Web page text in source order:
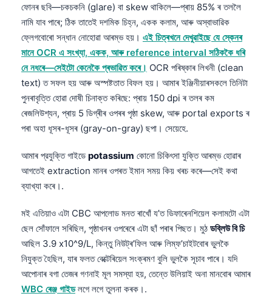
ফোনৰ ছবি—চকচকনি (glare) বা skew থাকিলে—প্ৰায় 85% ৰ তললৈ
নামি যাব পাৰে; ঠিক তাতেই দশমিক চিহ্ন, একক কলাম, আৰু অস্বাভাৱিক
ফ্লেগবোৰো সন্ধান নোহোৱা আৰম্ভ হয়। এই চিত্ৰখনে দেখুৱাইছে যে স্কেনৰ
মানে OCR এ সংখ্যা, একক, আৰু reference interval সঠিককৈ ধৰি
নে নধৰে—সেইটো কেনেকৈ প্ৰভাৱিত কৰে। OCR পৰিষ্কাৰ লিখনী (clean
text) ত সফল হয় আৰু অস্পষ্টতাত বিফল হয়। আমাৰ ইঞ্জিনীয়াৰসকলে তিনিটা
পুনৰাবৃত্তি হোৱা দোষী চিনাক্ত কৰিছে: প্ৰায় 150 dpi ৰ তলৰ কম
ৰেজলিউশ্যন, প্ৰায় 5 ডিগ্ৰীৰ ওপৰৰ পৃষ্ঠা skew, আৰু portal exports ৰ
পৰা অহা ধূসৰ-ধূসৰ (gray-on-gray) ছপা। সেয়েহে.
আমাৰ প্রযুক্তি গাইডে potassium কোনো চিকিৎসা যুক্তি আৰম্ভ হোৱাৰ
আগতেই extraction মানৰ ওপৰত ইমান সময় কিয় খৰচ কৰে—সেই কথা
ব্যাখ্যা কৰে।.
মই এতিয়াও এটা CBC আপলোড মনত ৰাখোঁ য’ত ডিফাৰেনশিয়েল কলামটো এটা
ছেল সোঁফালে সৰিছিল, পৃষ্ঠাখনৰ ওপৰেৰে এটা ছাঁ পৰাৰ পিছত। মুঠ ডব্লিউ বি চি
আছিল 3.9 x10^9/L, কিন্তু নিউট্ৰ’ফিল আৰু লিম্ফ’চাইটবোৰ ভুলকৈ
নিযুক্ত হৈছিল, যাৰ ফলত বেক্টেৰিয়েল সংক্ৰমণ বুলি ভুলকৈ সূচাব পাৰে। যদি
আপোনাৰ বগা তেজৰ গণনাই মূল সমস্যা হয়, তেন্তে উলিয়াই অনা মানবোৰ আমাৰ
WBC ৰেঞ্জ গাইডলগে লগে তুলনা কৰক।.